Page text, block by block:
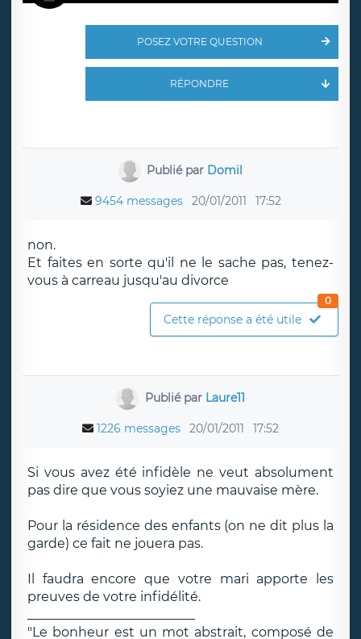
POSEZ VOTRE QUESTION
RÉPONDRE
Publié par Domil
9454 messages 20/01/2011 17:52
non.
Et faites en sorte qu'il ne le sache pas, tenez-
vous à carreau jusqu'au divorce
Cette réponse a été utile
0
Publié par Laure11
1226 messages 20/01/2011 17:52
Si vous avez été infidèle ne veut absolument
pas dire que vous soyiez une mauvaise mère.
Pour la résidence des enfants (on ne dit plus la
garde) ce fait ne jouera pas.
Il faudra encore que votre mari apporte les
preuves de votre infidélité.
"Le bonheur est un mot abstrait, composé de